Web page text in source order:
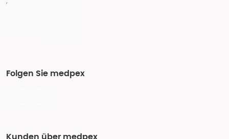
Folgen Sie medpex
Kunden über medpex